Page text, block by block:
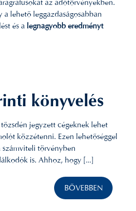
az adótörvényekben.
lehető leggazdaságosabban
és a legnagyobb eredményt
könyvelés
jegyzett cégeknek lehet
közzétenni. Ezen lehetőséggel
számviteli törvényben
is. Ahhoz, hogy […]
BŐVEBBEN